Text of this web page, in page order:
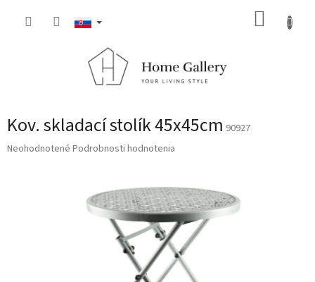
Kov. skladací stolík 45x45cm 90927
Priemerné
Neohodnotené Podrobnosti hodnotenia